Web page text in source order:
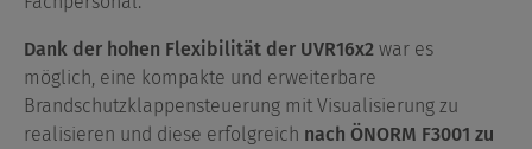
Dank der hohen Flexibilität der UVR16x2 war es
möglich, eine kompakte und erweiterbare
Brandschutzklappensteuerung mit Visualisierung zu
realisieren und diese erfolgreich nach ÖNORM F3001 zu